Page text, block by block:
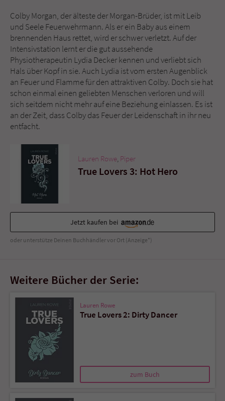
Colby Morgan, der älteste der Morgan-Brüder, ist mit Leib
und Seele Feuerwehrmann. Als er ein Baby aus einem
brennenden Haus rettet, wird er schwer verletzt. Auf der
Intensivstation lernt er die gut aussehende
Physiotherapeutin Lydia Decker kennen und verliebt sich
Hals über Kopf in sie. Auch Lydia ist vom ersten Augenblick
an Feuer und Flamme für den attraktiven Colby. Doch sie hat
schon einmal einen geliebten Menschen verloren und will
sich seitdem nicht mehr auf eine Beziehung einlassen. Es ist
an der Zeit, dass Colby das Feuer der Leidenschaft in ihr neu
entfacht.
Lauren Rowe Piper
True Lovers 3: Hot Hero
Jetzt kaufen bei
oder unterstütze Deinen Buchhändler vor Ort (Anzeige*)
Weitere Bücher der Serie:
Lauren Rowe
True Lovers 2: Dirty Dancer
zum Buch
Name tx_pwcomments_ahash
Anbieter Literatur-Couch Medien GmbH & Co. KG
Laufzeit 1 Jahr
Zweck Cookie für Kommentare einzelner Buchtitel
Name
Anbieter
Laufzeit Session
Sicherheitscode des Kontaktformulars zu
überprüfen.